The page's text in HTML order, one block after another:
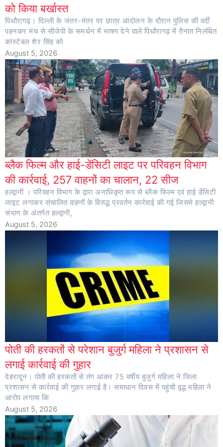
को किया बर्खास्त
पिथौरागढ़। दिल्ली के जंतर-मंतर पर छात्र आंदोलन के दौरान पुलिस की वर्दी
पहनकर मंच से सीजेपी के समर्थन में भाषण देने वाले पिथौरागढ़ में तैनात निलंबित
कांस्टेबल शेर सिंह को
August 5, 2026
ब्लैक फिल्म और हाई-डेंसिटी लाइट पर परिवहन विभाग
की कार्रवाई, 257 वाहनों का चालान, 22 सीज
हल्द्वानी । परिवहन विभाग के द्वारा अनाधिकृत रूप से ब्लैक फिल्म एवं हाई डेंसिटी
लाइट लगाकर संचालित वाहनों के विरुद्ध प्रवर्तन कार्रवाई की गई जिसमे हल्द्वानी
संभाग के अंतर्गत हल्द्वानी,
August 5, 2026
पोती की हरकतों से परेशान बुजुर्ग महिला ने प्रशासन से
लगाई कार्रवाई की गुहार
देहरादून। पोती की हरकतों से तंग आकर 75 वर्षीय बुजुर्ग महिला ने जिला
प्रशासन से कार्रवाई की गुहार लगाई है। समाधान दिवस में पहुंची वृद्ध महिला ने
आरोप लगाया कि
August 5, 2026